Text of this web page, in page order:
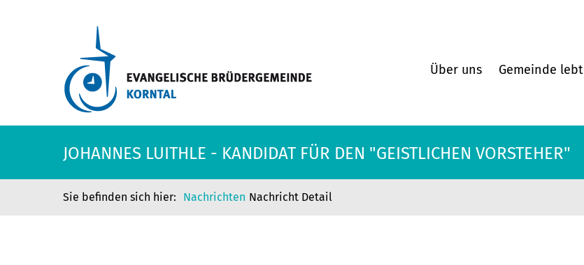
Über uns Gemeinde lebt
JOHANNES LUITHLE - KANDIDAT FÜR DEN "GEISTLICHEN VORSTEHER"
Nachrichten Nachricht Detail